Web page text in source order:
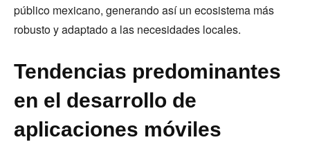
público mexicano, generando así un ecosistema más
robusto y adaptado a las necesidades locales.
Tendencias predominantes
en el desarrollo de
aplicaciones móviles